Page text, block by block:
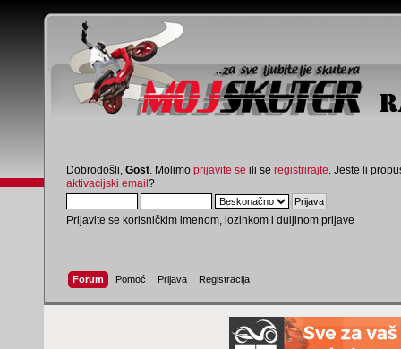
Dobrodošli, Gost . Molimo prijavite se ili se registrirajte . Jeste li
aktivacijski email?
Prijavite se korisničkim imenom, lozinkom i duljinom prijave
Forum Pomoć Prijava Registracija